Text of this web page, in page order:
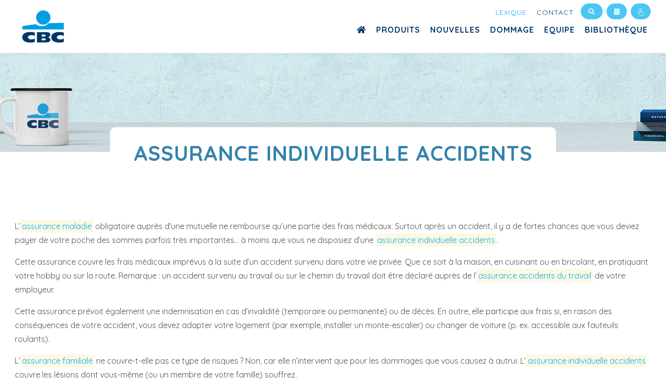
LEXIQUE CONTACT
PRODUITS NOUVELLES DOMMAGE EQUIPE BIBLIOTHÈQUE
ASSURANCE INDIVIDUELLE ACCIDENTS
L’ assurance maladie obligatoire auprès d’une mutuelle ne rembourse qu’une partie des frais médicaux. Surtout après un accident, il y a de fortes chances que vous deviez
payer de votre poche des sommes parfois très importantes… à moins que vous ne disposiez d’une assurance individuelle accidents .
Cette assurance couvre les frais médicaux imprévus à la suite d’un accident survenu dans votre vie privée. Que ce soit à la maison, en cuisinant ou en bricolant, en pratiquant
votre hobby ou sur la route. Remarque : un accident survenu au travail ou sur le chemin du travail doit être déclaré auprès de l’ assurance accidents du travail de votre
employeur.
Cette assurance prévoit également une indemnisation en cas d’invalidité (temporaire ou permanente) ou de décès. En outre, elle participe aux frais si, en raison des
conséquences de votre accident, vous devez adapter votre logement (par exemple, installer un monte-escalier) ou changer de voiture (p. ex. accessible aux fauteuils
roulants).
L’ assurance familiale ne couvre-t-elle pas ce type de risques ? Non, car elle n’intervient que pour les dommages que vous causez à autrui. L’ assurance individuelle accidents
couvre les lésions dont vous-même (ou un membre de votre famille) souffrez.